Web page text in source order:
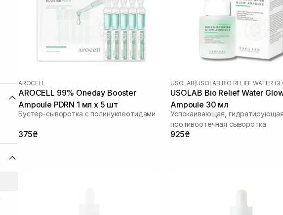
AROCELL
AROCELL 99% Oneday Booster
Ampoule PDRN 1 мл х 5 шт
Бустер-сыворотка с полинуклеотидами
375₴
USOLAB USOLAB BIO RELIEF WATER
USOLAB Bio Relief Water
Ampoule 30 мл
Успокаивающая,
противоотечная сыворотка
925₴